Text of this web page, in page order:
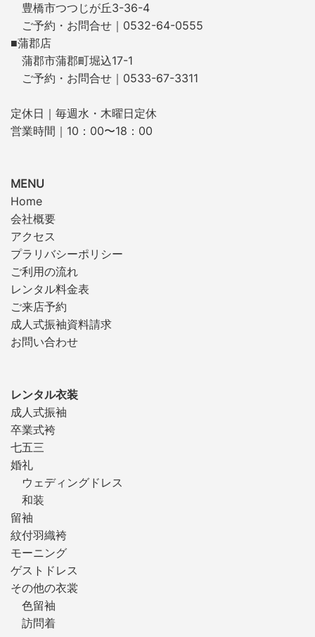
豊橋市つつじが丘3-36-4
ご予約・お問合せ｜0532-64-0555
■蒲郡店
蒲郡市蒲郡町堀込17-1
ご予約・お問合せ｜0533-67-3311
定休日｜毎週水・木曜日定休
営業時間｜10：00〜18：00
MENU
Home
会社概要
アクセス
プラリバシーポリシー
ご利用の流れ
レンタル料金表
ご来店予約
成人式振袖資料請求
お問い合わせ
レンタル衣装
成人式振袖
卒業式袴
七五三
婚礼
ウェディングドレス
和装
留袖
紋付羽織袴
モーニング
ゲストドレス
その他の衣裳
色留袖
訪問着